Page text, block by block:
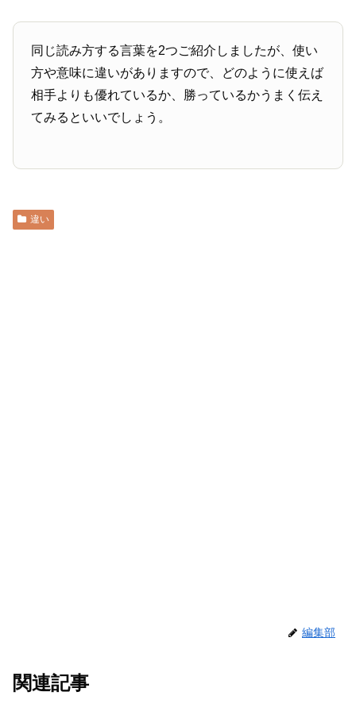
同じ読み方する言葉を2つご紹介しましたが、使い
方や意味に違いがありますので、どのように使えば
相手よりも優れているか、勝っているかうまく伝え
てみるといいでしょう。
違い
編集部
関連記事